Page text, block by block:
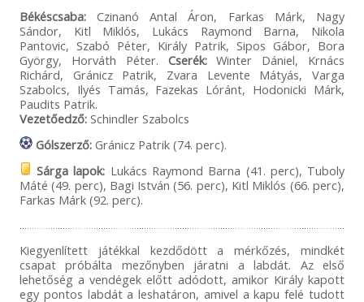
Békéscsaba:Czinanó Antal Áron, Farkas Márk, Nagy
Sándor, Kitl Miklós, Lukács Raymond Barna, Nikola
Pantovic, Szabó Péter, Király Patrik, Sipos Gábor, Bora
György, Horváth Péter. Cserék:Winter Dániel, Krnács
Richárd, Gránicz Patrik, Zvara Levente Mátyás, Varga
Szabolcs, Ilyés Tamás, Fazekas Lóránt, Hodonicki Márk,
Paudits Patrik.
Vezetőedző:Schindler Szabolcs
Gólszerző:Gránicz Patrik (74. perc).
Sárga lapok: Lukács Raymond Barna (41. perc), Tuboly
Máté (49. perc), Bagi István (56. perc), Kitl Miklós (66. perc),
Farkas Márk (92. perc).
Kiegyenlített játékkal kezdődött a mérkőzés, mindkét
csapat próbálta mezőnyben járatni a labdát. Az első
lehetőség a vendégek előtt adódott, amikor Király kapott
egy pontos labdát a leshatáron, amivel a kapu felé tudott